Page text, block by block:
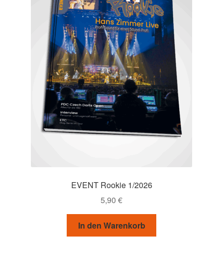
EVENT Rookie 1/2026
5,90 €
In den Warenkorb